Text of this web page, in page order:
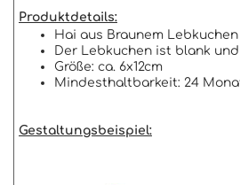
Produktdetails:
Hai aus Braunem Lebkuchen
Der Lebkuchen ist blank
Größe: ca. 6x12cm
Mindesthaltbarkeit: 24
Gestaltungsbeispiel: